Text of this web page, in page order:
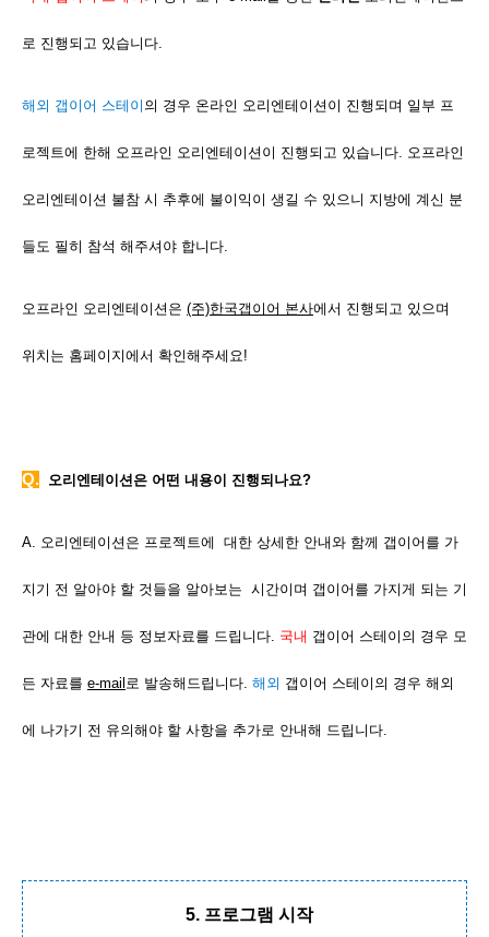
로 진행되고 있습니다.
해외 갭이어 스테이 의 경우 온라인 오리엔테이션이 진행되며 일부 프
로젝트에 한해 오프라인 오리엔테이션이 진행되고 있습니다. 오프라인
오리엔테이션 불참 시 추후에 불이익이 생길 수 있으니 지방에 계신 분
들도 필히 참석 해주셔야 합니다.
오프라인 오리엔테이션은 (주)한국갭이어 본사에서 진행되고 있으며
위치는 홈페이지에서 확인해주세요!
Q. 오리엔테이션은 어떤 내용이 진행되나요?
A. 오리엔테이션은 프로젝트에 대한 상세한 안내와 함께 갭이어를 가
지기 전 알아야 할 것들을 알아보는 시간이며 갭이어를 가지게 되는 기
관에 대한 안내 등 정보자료를 드립니다. 국내 갭이어 스테이의 경우 모
든 자료를 e-mail 로 발송해드립니다. 해외 갭이어 스테이의 경우 해외
에 나가기 전 유의해야 할 사항을 추가로 안내해 드립니다.
5. 프로그램 시작